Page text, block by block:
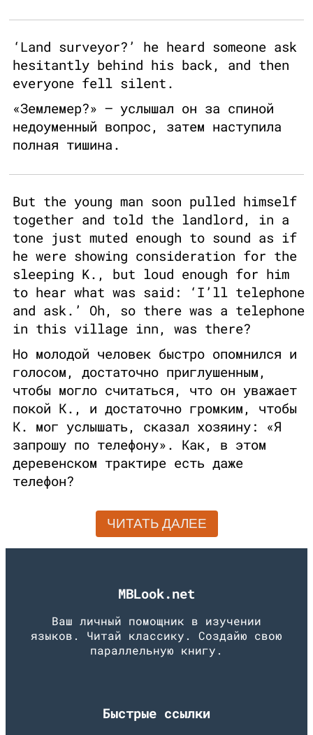
‘Land surveyor?’ he heard someone ask
hesitantly behind his back, and then
everyone fell silent.
«Землемер?» — услышал он за спиной
недоуменный вопрос, затем наступила
полная тишина.
But the young man soon pulled himself
together and told the landlord, in a
tone just muted enough to sound as if
he were showing consideration for the
sleeping K., but loud enough for him
to hear what was said: ‘I’ll telephone
and ask.’ Oh, so there was a telephone
in this village inn, was there?
Но молодой человек быстро опомнился и
голосом, достаточно приглушенным,
чтобы могло считаться, что он уважает
покой К., и достаточно громким, чтобы
К. мог услышать, сказал хозяину: «Я
запрошу по телефону». Как, в этом
деревенском трактире есть даже
телефон?
ЧИТАТЬ ДАЛЕЕ
MBLook.net
Ваш личный помощник в изучении
языков. Читай классику. Создайю свою
параллельную книгу.
Быстрые ссылки